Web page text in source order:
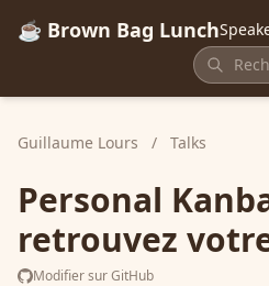
☕ Brown Bag Lunch
Guillaume Lours / Talks
Personal
retrouvez
Modifier sur GitHub